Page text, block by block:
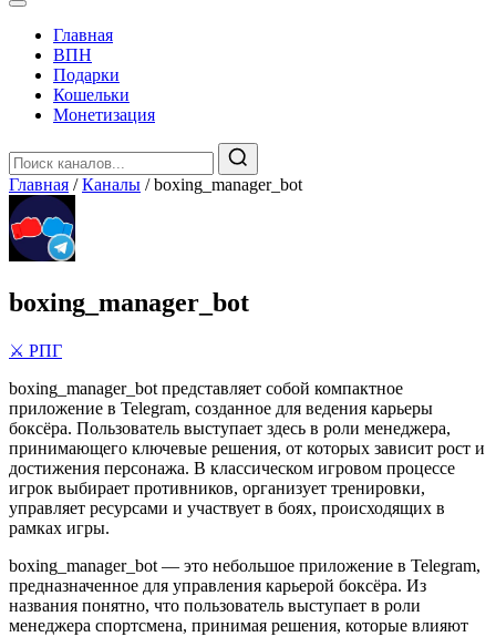
Главная
️ВПН
Подарки
Кошельки
Монетизация
Главная / Каналы / boxing_manager_bot
boxing_manager_bot
⚔️ РПГ
boxing_manager_bot представляет собой компактное
приложение в Telegram, созданное для ведения карьеры
боксёра. Пользователь выступает здесь в роли менеджера,
принимающего ключевые решения, от которых зависит рост и
достижения персонажа. В классическом игровом процессе
игрок выбирает противников, организует тренировки,
управляет ресурсами и участвует в боях, происходящих в
рамках игры.
boxing_manager_bot — это небольшое приложение в Telegram,
предназначенное для управления карьерой боксёра. Из
названия понятно, что пользователь выступает в роли
менеджера спортсмена, принимая решения, которые влияют